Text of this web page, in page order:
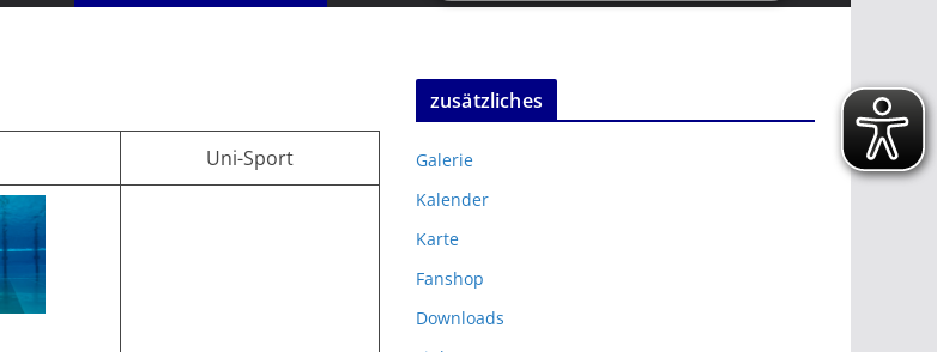
Uni-Sport
zusätzliches
Galerie
Kalender
Karte
Fanshop
Downloads